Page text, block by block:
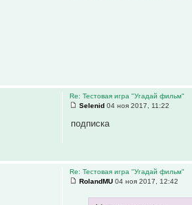
Re: Тестовая игра "Угадай фильм"
Selenid 04 ноя 2017, 11:22
подписка
Re: Тестовая игра "Угадай фильм"
RolandMU 04 ноя 2017, 12:42